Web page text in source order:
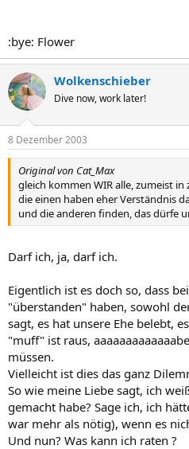
:bye: Flower
Wolkenschieber
Dive now, work later!
8 Dezember 2003
Original von Cat_Max
gleich kommen WIR alle, zumeist
die einen haben eher Verständnis
und die anderen finden, das dürfe
Darf ich, ja, darf ich.
Eigentlich ist es doch so, dass
"überstanden" haben, sowohl
sagt, es hat unsere Ehe belebt,
"muff" ist raus,
müssen.
Vielleicht ist dies das ganz
So wie meine Liebe sagt, ich
gemacht habe? Sage ich, ich
war mehr als nötig), wenn es
Und nun? Was kann ich raten ?